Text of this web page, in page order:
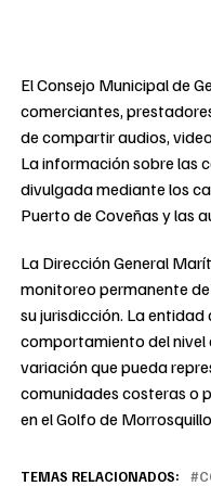
El Consejo Municipal de
comerciantes,
de compartir audios,
La información sobre las
divulgada mediante los
Puerto de Coveñas y las
La Dirección General
monitoreo permanente
su jurisdicción. La
comportamiento del nivel
variación que pueda
comunidades costeras o
en el Golfo de
TEMAS RELACIONADOS: